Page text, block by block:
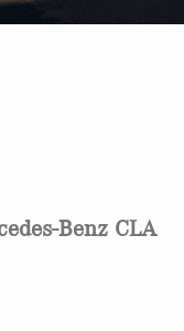
Benz CLA